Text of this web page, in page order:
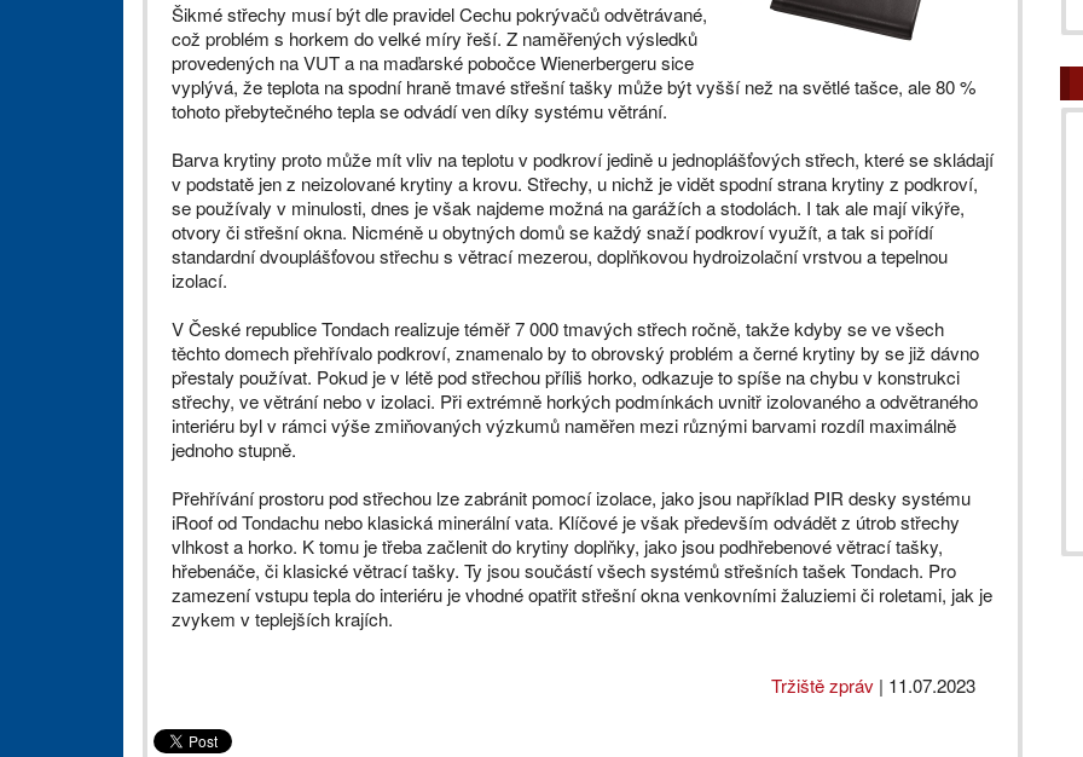
Šikmé střechy musí být dle pravidel Cechu pokrývačů odvětrávané,
což problém s horkem do velké míry řeší. Z naměřených výsledků
provedených na VUT a na maďarské pobočce Wienerbergeru sice
vyplývá, že teplota na spodní hraně tmavé střešní tašky může být vyšší než na světlé tašce, ale 80 %
tohoto přebytečného tepla se odvádí ven díky systému větrání.
Barva krytiny proto může mít vliv na teplotu v podkroví jedině u jednoplášťových střech, které se skládají
v podstatě jen z neizolované krytiny a krovu. Střechy, u nichž je vidět spodní strana krytiny z podkroví,
se používaly v minulosti, dnes je však najdeme možná na garážích a stodolách. I tak ale mají vikýře,
otvory či střešní okna. Nicméně u obytných domů se každý snaží podkroví využít, a tak si pořídí
standardní dvouplášťovou střechu s větrací mezerou, doplňkovou hydroizolační vrstvou a tepelnou
izolací.
V České republice Tondach realizuje téměř 7 000 tmavých střech ročně, takže kdyby se ve všech
těchto domech přehřívalo podkroví, znamenalo by to obrovský problém a černé krytiny by se již dávno
přestaly používat. Pokud je v létě pod střechou příliš horko, odkazuje to spíše na chybu v konstrukci
střechy, ve větrání nebo v izolaci. Při extrémně horkých podmínkách uvnitř izolovaného a odvětraného
interiéru byl v rámci výše zmiňovaných výzkumů naměřen mezi různými barvami rozdíl maximálně
jednoho stupně.
Přehřívání prostoru pod střechou lze zabránit pomocí izolace, jako jsou například PIR desky systému
iRoof od Tondachu nebo klasická minerální vata. Klíčové je však především odvádět z útrob střechy
vlhkost a horko. K tomu je třeba začlenit do krytiny doplňky, jako jsou podhřebenové větrací tašky,
hřebenáče, či klasické větrací tašky. Ty jsou součástí všech systémů střešních tašek Tondach. Pro
zamezení vstupu tepla do interiéru je vhodné opatřit střešní okna venkovními žaluziemi či roletami, jak je
zvykem v teplejších krajích.
Tržiště zpráv | 11.07.2023